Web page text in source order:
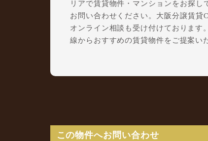
リアで賃貸物件・マンションをお探し
お問い合わせください。大阪分譲賃貸
オンライン相談も受け付けております
線からおすすめの賃貸物件をご提案い
この物件へお問い合わせ